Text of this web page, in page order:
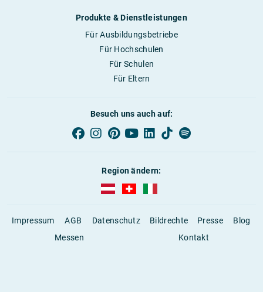
Produkte & Dienstleistungen
Für Ausbildungsbetriebe
Für Hochschulen
Für Schulen
Für Eltern
Besuch uns auch auf:
Region ändern:
AUBI-plus Österreich (deutsch)
Impressum AGB Datenschutz Bildrechte Presse
Blog
Messen
Kontakt